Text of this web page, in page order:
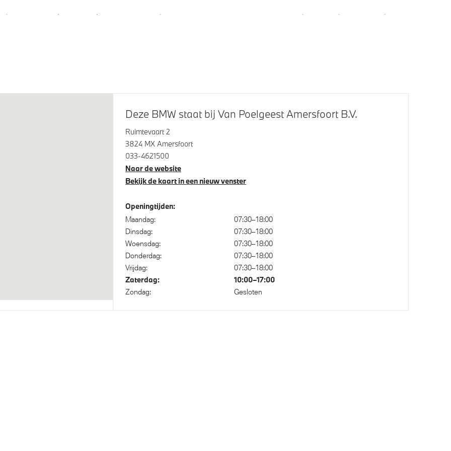
Deze BMW staat bij Van Poelgeest Amersfoort B.V.
Ruimtevaart 2
3824 MX Amersfoort
033-4621500
Naar de website
Bekijk de kaart in een nieuw venster
Openingtijden:
Maandag:
07:30–18:00
Dinsdag:
07:30–18:00
Woensdag:
07:30–18:00
Donderdag:
07:30–18:00
Vrijdag:
07:30–18:00
Zaterdag: 10:00–17:00
Zondag: Gesloten